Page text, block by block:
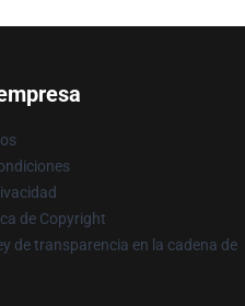
de Copyright
de transparencia en la cadena de